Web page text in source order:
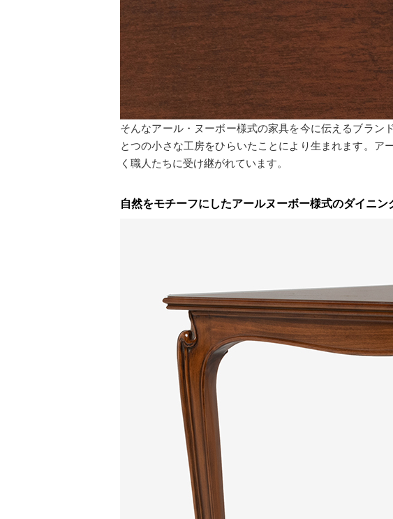
そんなアール・ヌーボー様式の家具を今に伝えるブラン
とつの小さな工房をひらいたことにより生まれます。
く職人たちに受け継がれています。
自然をモチーフにしたアールヌーボー様式のダイニン